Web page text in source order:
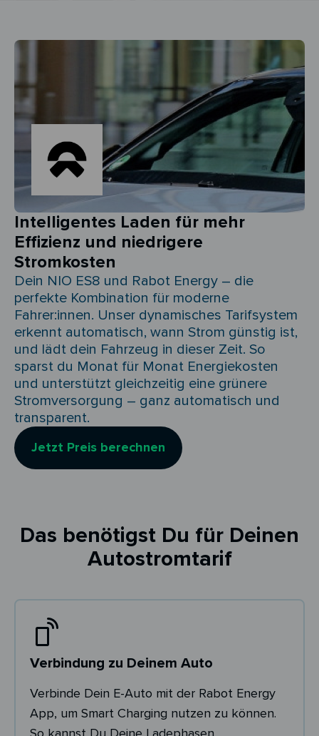
Intelligentes Laden für mehr
Effizienz und niedrigere
Stromkosten
Dein NIO ES8 und Rabot Energy – die
perfekte Kombination für moderne
Fahrer:innen. Unser dynamisches Tarifsystem
erkennt automatisch, wann Strom günstig ist,
und lädt dein Fahrzeug in dieser Zeit. So
sparst du Monat für Monat Energiekosten
und unterstützt gleichzeitig eine grünere
Stromversorgung – ganz automatisch und
transparent.
Jetzt Preis berechnen
Das benötigst Du für Deinen
Autostromtarif
Verbindung zu Deinem Auto
Verbinde Dein E-Auto mit der Rabot Energy
App, um Smart Charging nutzen zu können.